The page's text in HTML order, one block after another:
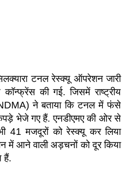
टनल रेस्क्यू ऑपरेशन जारी
की गई. जिसमें राष्ट्रीय
ने बताया कि टनल में फंसे
भेजे गए हैं. एनडीएमए की ओर से
41 मजदूरों को रेस्क्यू कर लिया
में आने वाली अड़चनों को दूर किया
हैं.